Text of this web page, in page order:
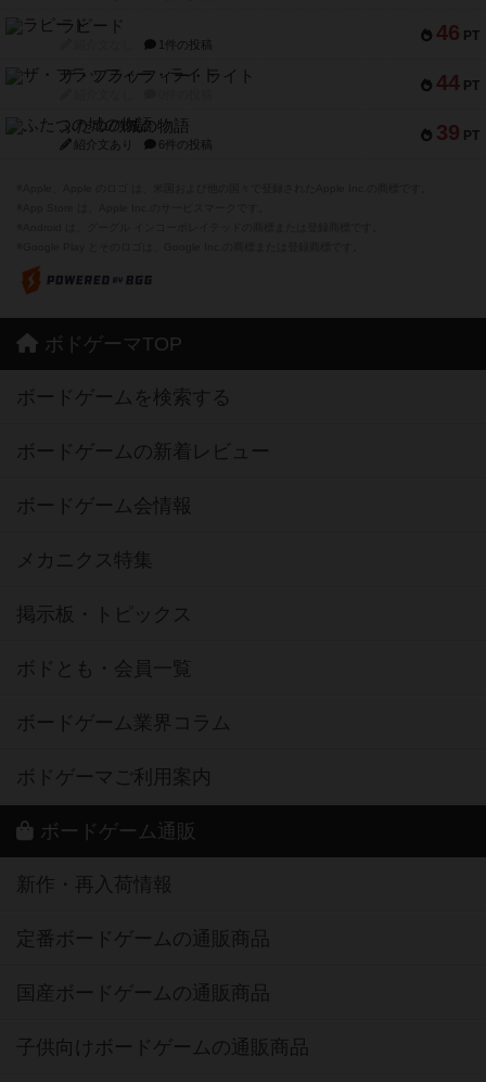
46 PT
ラピード
1件の投稿
44 PT
ザ・フラッフィー・ライト
39 PT
ふたつの城の物語
紹介文あり 6件の投稿
ボドゲーマTOP
ボードゲームを検索する
ボードゲームの新着レビュー
ボードゲーム会情報
メカニクス特集
掲示板・トピックス
ボドとも・会員一覧
ボードゲーム業界コラム
ボドゲーマご利用案内
ボードゲーム通販
新作・再入荷情報
定番ボードゲームの通販商品
国産ボードゲームの通販商品
子供向けボードゲームの通販商品